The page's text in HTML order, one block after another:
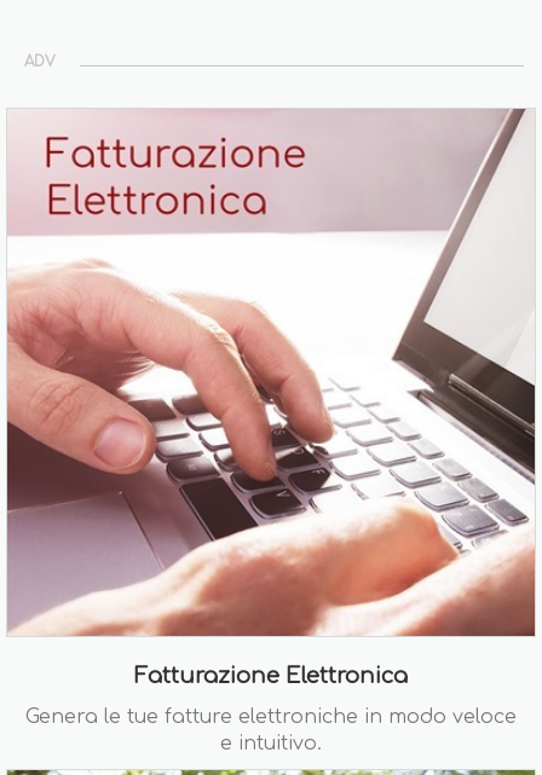
ADV
Fatturazione Elettronica
Genera le tue fatture elettroniche in modo veloce
e intuitivo.